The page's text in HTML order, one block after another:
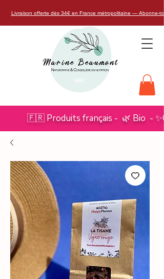
Livraison offerte dès 34€ en France métropolitaine — Abonne-toi
🇫🇷 Produits français - 🌿 Bio -